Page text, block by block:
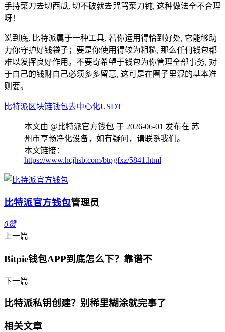
手持菜刀去切西瓜, 切不破就去咒骂菜刀钝, 这种做法全不合理
呀！
说到底, 比特派属于一种工具, 若你运用得恰到好处, 它能够助
力你守护好钱袋子；要是你使用得较为粗糙, 那么任何钱包都
难以发挥良好作用。不要寄希望于钱包为你管理全部事务, 对
于自己的钱财自己必须多多留意, 这可是在圈子里混的基本准
则要。
比特派 区块链钱包去中心化USDT
本文由 @比特派官方钱包 于 2026-06-01 发布在 苏
州市亨畅净化设备，如有疑问，请联系我们。
本文链接：
https://www.hcjhsb.com/btpgfxz/5841.html
比特派官方钱包管理员
0赞
上一篇
Bitpie钱包APP到底怎么下？靠谱不
下一篇
比特派私钥创建？别稀里糊涂就完事了
相关文章